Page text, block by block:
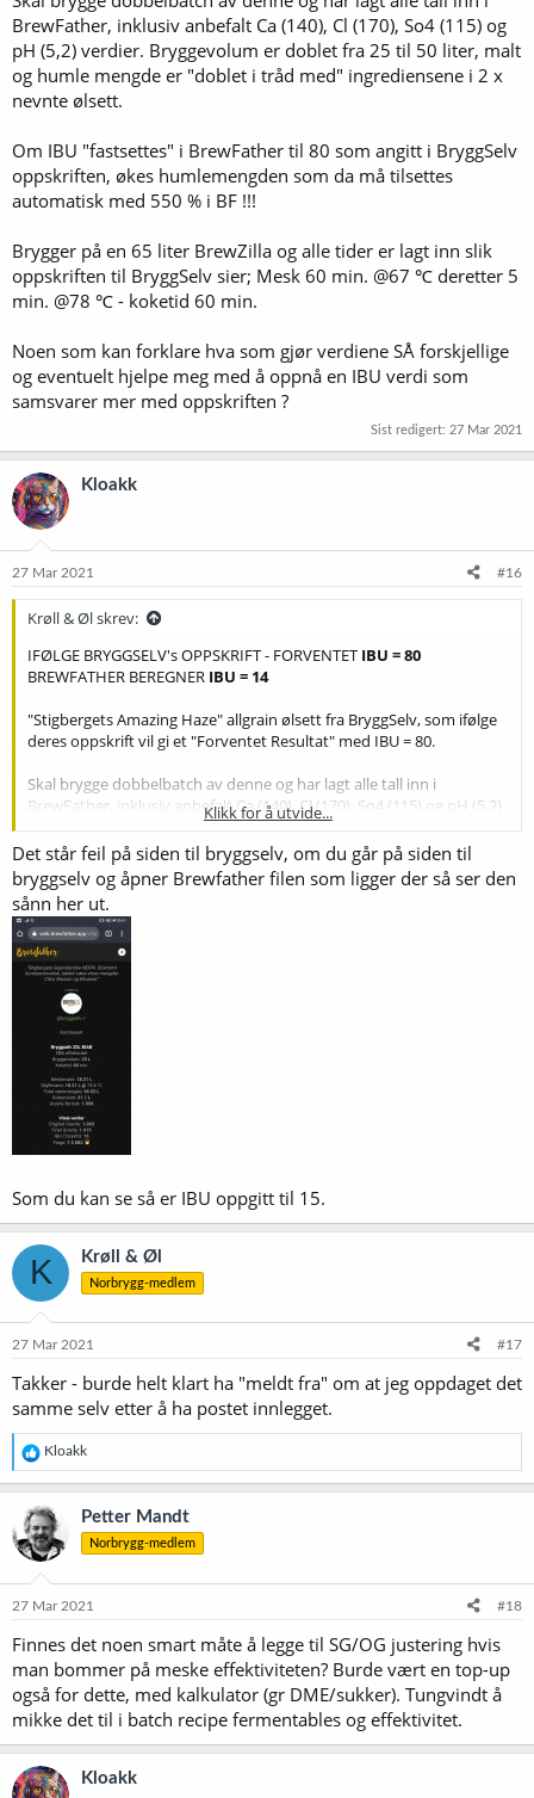
BrewFather, inklusiv anbefalt Ca (140), Cl (170), So4 (115) og
pH (5,2) verdier. Bryggevolum er doblet fra 25 til 50 liter, malt
og humle mengde er "doblet i tråd med" ingrediensene i 2 x
nevnte ølsett.
Om IBU "fastsettes" i BrewFather til 80 som angitt i BryggSelv
oppskriften, økes humlemengden som da må tilsettes
automatisk med 550 % i BF !!!
Brygger på en 65 liter BrewZilla og alle tider er lagt inn slik
oppskriften til BryggSelv sier; Mesk 60 min. @67 ℃ deretter 5
min. @78 ℃ - koketid 60 min.
Noen som kan forklare hva som gjør verdiene SÅ forskjellige
og eventuelt hjelpe meg med å oppnå en IBU verdi som
samsvarer mer med oppskriften ?
Sist redigert: 27 Mar 2021
Kloakk
27 Mar 2021 #16
Krøll & Øl skrev:
IFØLGE BRYGGSELV's OPPSKRIFT - FORVENTET IBU = 80
BREWFATHER BEREGNER IBU = 14
"Stigbergets Amazing Haze" allgrain ølsett fra BryggSelv, som ifølge
deres oppskrift vil gi et "Forventet Resultat" med IBU = 80.
Skal brygge dobbelbatch av denne og har lagt alle tall inn i
BrewFather, inklusiv anbefalt Ca (140), Cl (170), So4 (115) og pH (5,2)
verdier. Bryggevolum er doblet fra 25 til 50 liter, malt og humle
mengde er "doblet i tråd med" ingrediensene i 2 x nevnte ølsett.
Om IBU "fastsettes" i BrewFather til 80 som angitt i BryggSelv
oppskriften, økes humlemengden som da må tilsettes automatisk
med 550 % i BF !!!
Brygger på en 65 liter BrewZilla og alle tider er lagt inn slik
oppskriften til BryggSelv sier; Mesk 60 min. @67 ℃ deretter 5 min.
@78 ℃ - koketid 60 min.
Noen som kan forklare hva som gjør verdiene SÅ forskjellige og
eventuelt hjelpe meg med å oppnå en IBU verdi som samsvarer mer
med oppskriften ?
Klikk for å utvide...
Det står feil på siden til bryggselv, om du går på siden til
bryggselv og åpner Brewfather filen som ligger der så ser den
sånn her ut.
Som du kan se så er IBU oppgitt til 15.
K Krøll & Øl
Norbrygg-medlem
27 Mar 2021 #17
Takker - burde helt klart ha "meldt fra" om at jeg oppdaget det
samme selv etter å ha postet innlegget.
R
e
a
k
s
j
o
e
:
Kloakk
Petter Mandt
Norbrygg-medlem
27 Mar 2021 #18
Finnes det noen smart måte å legge til SG/OG justering hvis
man bommer på meske effektiviteten? Burde vært en top-up
også for dette, med kalkulator (gr DME/sukker). Tungvindt å
mikke det til i batch recipe fermentables og effektivitet.
Kloakk